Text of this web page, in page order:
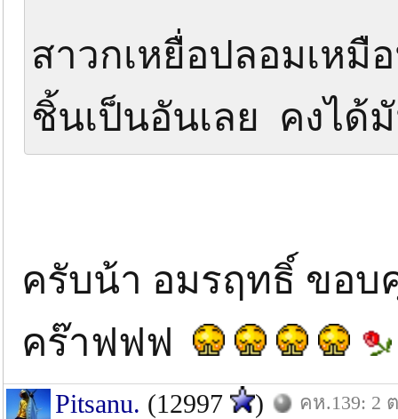
สาวกเหยื่อปลอมเหมื
ชิ้นเป็นอันเลย คงไ
ครับน้า อมรฤทธิ์ ขอ
คร๊าฟฟฟ
Pitsanu. (12997 ) คห.139: 2